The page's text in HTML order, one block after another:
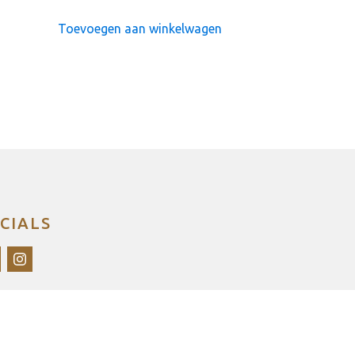
Toevoegen aan winkelwagen